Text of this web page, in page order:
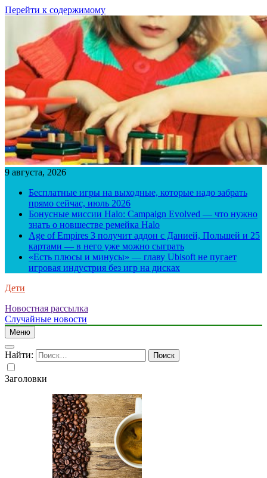
Перейти к содержимому
9 августа, 2026
Бесплатные игры на выходные, которые надо забрать
прямо сейчас, июль 2026
Бонусные миссии Halo: Campaign Evolved — что нужно
знать о новшестве ремейка Halo
Age of Empires 3 получит аддон с Данией, Польшей и 25
картами — в него уже можно сыграть
«Есть плюсы и минусы» — главу Ubisoft не пугает
игровая индустрия без игр на дисках
Дети
Новостная рассылка
Случайные новости
Меню
Найти:
Заголовки